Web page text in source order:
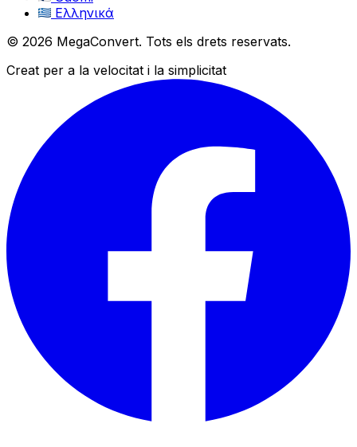
Ελληνικά
© 2026 MegaConvert. Tots els drets reservats.
Creat per a la velocitat i la simplicitat